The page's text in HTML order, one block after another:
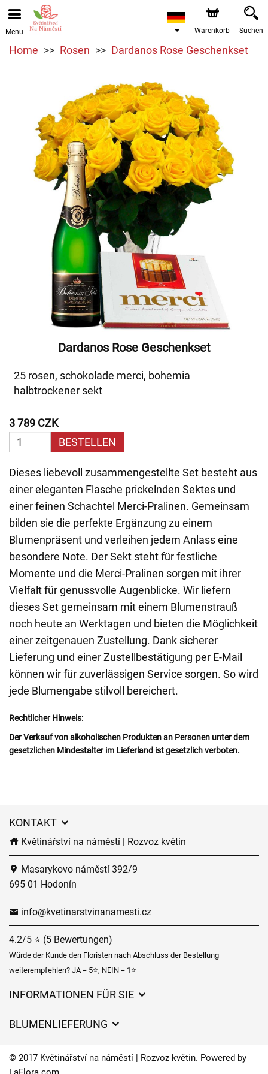
Menu Warenkorb Suchen
Home Rosen Dardanos Rose Geschenkset
Dardanos Rose Geschenkset
25 rosen, schokolade merci, bohemia
halbtrockener sekt
3 789 CZK
BESTELLEN
Dieses liebevoll zusammengestellte Set besteht aus
einer eleganten Flasche prickelnden Sektes und
einer feinen Schachtel Merci-Pralinen. Gemeinsam
bilden sie die perfekte Ergänzung zu einem
Blumenpräsent und verleihen jedem Anlass eine
besondere Note. Der Sekt steht für festliche
Momente und die Merci-Pralinen sorgen mit ihrer
Vielfalt für genussvolle Augenblicke. Wir liefern
dieses Set gemeinsam mit einem Blumenstrauß
noch heute an Werktagen und bieten die Möglichkeit
einer zeitgenauen Zustellung. Dank sicherer
Lieferung und einer Zustellbestätigung per E-Mail
können wir für zuverlässigen Service sorgen. So wird
jede Blumengabe stilvoll bereichert.
Rechtlicher Hinweis:
Der Verkauf von alkoholischen Produkten an Personen unter dem
gesetzlichen Mindestalter im Lieferland ist gesetzlich verboten.
KONTAKT
Květinářství na náměstí | Rozvoz květin
Masarykovo náměstí 392/9
695 01 Hodonín
info@kvetinarstvinanamesti.cz
4.2/5 ⭐ (5 Bewertungen)
Würde der Kunde den Floristen nach Abschluss der Bestellung
weiterempfehlen? JA = 5⭐, NEIN = 1⭐
INFORMATIONEN FÜR SIE
Lieferzeiten für Blumen – Übersicht der Möglichkeiten
BLUMENLIEFERUNG
Wohin wir Blumen liefern
© 2017 Květinářství na náměstí | Rozvoz květin. Powered by